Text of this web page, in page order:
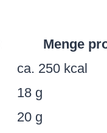
Menge
ca. 250 kcal
18 g
20 g